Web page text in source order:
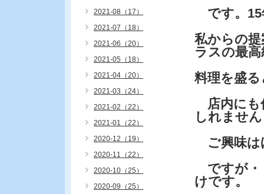
です。15
私からの
ラスの最
料理を盛
店内にも
しれませ
ご興味は
ですが・
けです。
2021-08（17）
2021-07（18）
2021-06（20）
2021-05（18）
2021-04（20）
2021-03（24）
2021-02（22）
2021-01（22）
2020-12（19）
2020-11（22）
2020-10（25）
2020-09（25）